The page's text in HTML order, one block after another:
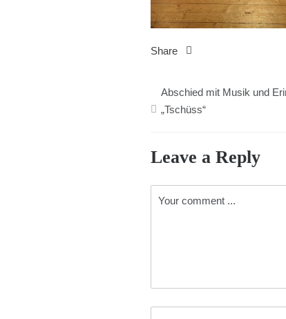
Share
Abschied mit Musik und
„Tschüss“
Leave a Reply